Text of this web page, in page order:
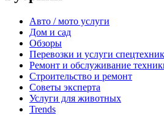
Авто / мото услуги
Дом и сад
Обзоры
Перевозки и услуги
Ремонт и обслуживание
Строительство и ремонт
Советы эксперта
Услуги для животных
Trends